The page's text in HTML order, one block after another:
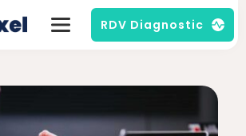
RDV Diagnostic